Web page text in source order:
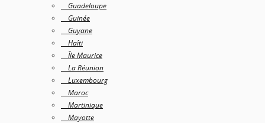
Guadeloupe
Guinée
Guyane
Haîti
Île Maurice
La Réunion
Luxembourg
Maroc
Martinique
Mayotte